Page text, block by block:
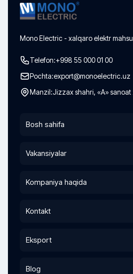
Mono Electric - xalqaro elektr
Telefon:+998 55 000 01 00
Pochta:export@monoelectric.uz
Manzil:Jizzax shahri, «A» sanoat
Bosh sahifa
Vakansiyalar
Kompaniya haqida
Kontakt
Eksport
Blog